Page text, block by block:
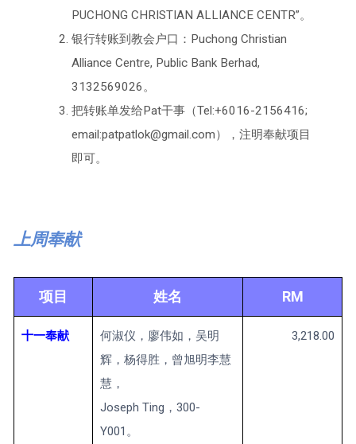
PUCHONG CHRISTIAN ALLIANCE CENTR”。
银行转账到教会户口：Puchong Christian
Alliance Centre, Public Bank Berhad,
3132569026。
把转账单发给Pat干事（Tel:+6016-2156416;
email:patpatlok@gmail.com），注明奉献项目
即可。
上周奉献
项目 姓名 RM
十一奉献
何淑仪，廖伟如，吴明
辉，杨得胜，曾旭明李慧
慧，
Joseph Ting，300-
Y001。
3,218.00